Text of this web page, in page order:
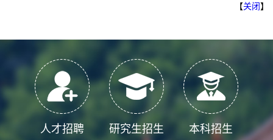
【关闭】
本科招生
研究生招生
人才招聘